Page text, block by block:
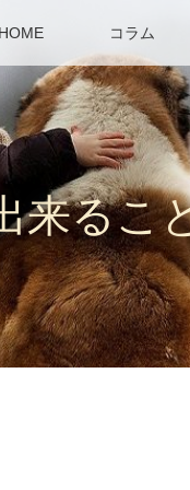
HOME コラム
来るこ